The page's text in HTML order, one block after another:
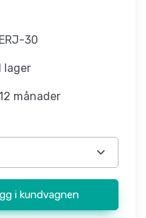
ERJ-30
I lager
månader
i kundvagnen